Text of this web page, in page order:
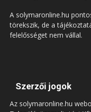
A solymaronline.hu
törekszik, de a
felelősséget nem vállal.
Szerzői jogok
Az solymaronline.hu